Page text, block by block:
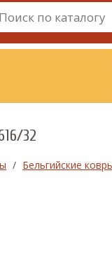
32
/ Бельгийские